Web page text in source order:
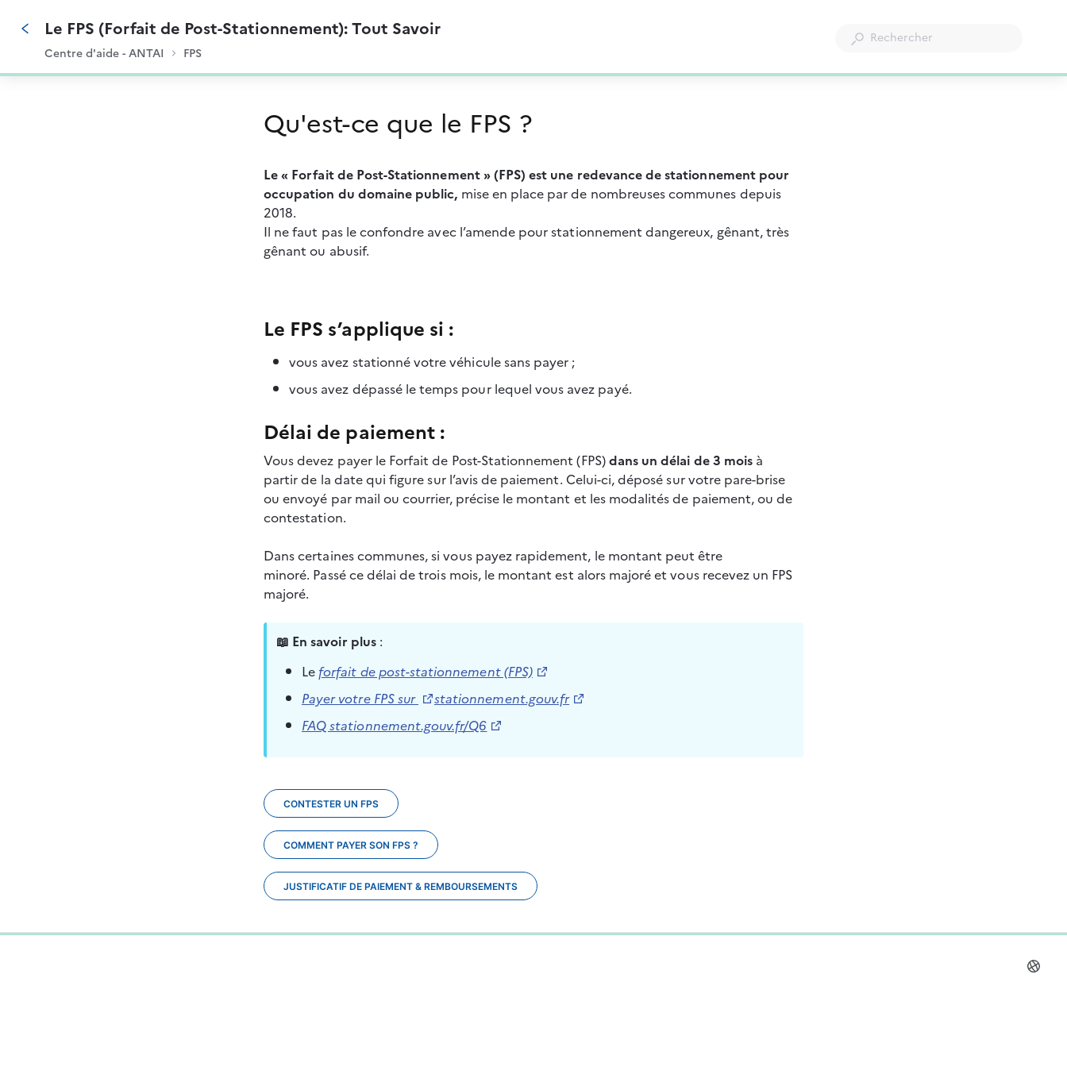
0%
Le FPS (Forfait de Post-Stationnement): Tout Savoir
Centre d'aide - ANTAI FPS
Qu'est-ce que le FPS ?
Le « Forfait de Post-Stationnement » (FPS) est une redevance de stationnement pour
occupation du domaine public, mise en place par de nombreuses communes depuis
2018.
Il ne faut pas le confondre avec l’amende pour stationnement dangereux, gênant, très
gênant ou abusif.
Le FPS s’applique si :
vous avez stationné votre véhicule sans payer ;
vous avez dépassé le temps pour lequel vous avez payé.
Délai de paiement :
Vous devez payer le Forfait de Post-Stationnement (FPS) dans un délai de 3 mois à
partir de la date qui figure sur l’avis de paiement. Celui-ci, déposé sur votre pare-brise
ou envoyé par mail ou courrier, précise le montant et les modalités de paiement, ou de
contestation.
Dans certaines communes, si vous payez rapidement, le montant peut être
minoré. Passé ce délai de trois mois, le montant est alors majoré et vous recevez un FPS
majoré.
📖 En savoir plus :
Le forfait de post-stationnement (FPS)
Payer votre FPS sur
stationnement.gouv.fr
FAQ stationnement.gouv.fr/Q6
CONTESTER UN FPS
COMMENT PAYER SON FPS ?
JUSTIFICATIF DE PAIEMENT & REMBOURSEMENTS
0%